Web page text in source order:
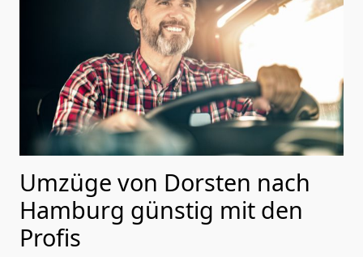
Umzüge von Dorsten nach
Hamburg günstig mit den
Profis